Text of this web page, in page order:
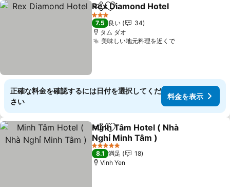
シェアお気に入りに追加
Rex Diamond Hotel
3 ホテルのランク
7.5 良い
34
タム ダオ
美味しい地元料理を近くで料金を表示
正確な料金を確認するには日付を選択してくだ
さい
料金を表示
シェアお気に入りに追加
Minh Tâm Hotel ( Nhà
Nghỉ Minh Tâm )
料金を表示
5 ホテルのランク
8.1 満足
18
Vinh Yen